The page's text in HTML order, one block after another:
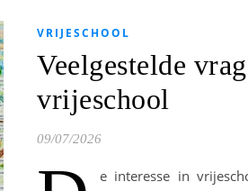
VRIJESCHOOL
Veelgestelde
vrijeschool
09/07/2026
e interesse in